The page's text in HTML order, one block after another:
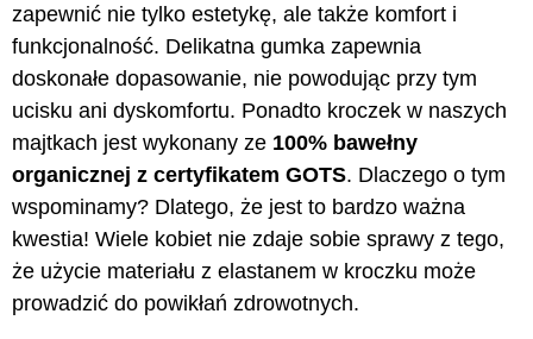
zapewnić nie tylko estetykę, ale także komfort i
funkcjonalność. Delikatna gumka zapewnia
doskonałe dopasowanie, nie powodując przy tym
ucisku ani dyskomfortu. Ponadto kroczek w naszych
majtkach jest wykonany ze 100% bawełny
organicznej z certyfikatem GOTS. Dlaczego o tym
wspominamy? Dlatego, że jest to bardzo ważna
kwestia! Wiele kobiet nie zdaje sobie sprawy z tego,
że użycie materiału z elastanem w kroczku może
prowadzić do powikłań zdrowotnych.